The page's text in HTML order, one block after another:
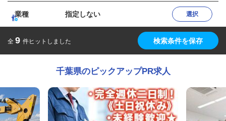
業種 指定しない 選択
全 9 件ヒットしました 検索条件を保存
千葉県のピックアップPR求人